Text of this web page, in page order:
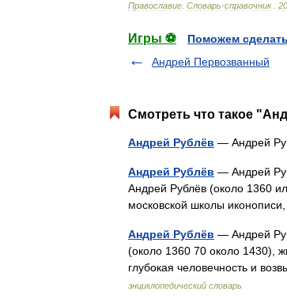
Православие Словарь-справочник
Игры ⚽
Поможем
Андрей Первозванный
Смотреть что такое
Андрей Рублёв — Андрей
Андрей Рублёв — Андрей
Андрей Рублёв (около 1360
московской школы
Андрей Рублёв — Андрей
(около 1360 70 около 1430),
глубокая человечность и
энциклопедический словарь